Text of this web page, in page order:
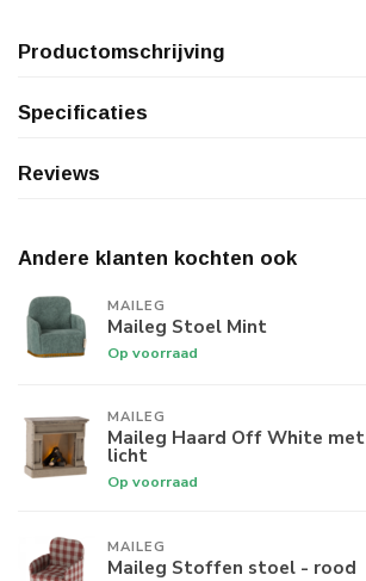
Productomschrijving
Specificaties
Reviews
Andere klanten kochten ook
MAILEG
Maileg Stoel Mint
Op voorraad
MAILEG
Maileg Haard Off White met
licht
Op voorraad
MAILEG
Maileg Stoffen stoel - rood